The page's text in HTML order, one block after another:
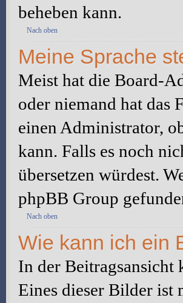
beheben kann.
Nach oben
Meine Sprache
Meist hat die Board-
oder niemand hat das
einen Administrator,
kann. Falls es noch
übersetzen würdest.
phpBB Group
Nach oben
Wie kann ich ein
In der Beitragsansicht
Eines dieser Bilder ist